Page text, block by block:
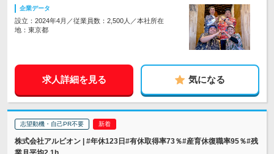
企業データ
設立：2024年4月／従業員数：2,500人／本社所在
地：東京都
求人詳細を見る 気になる
志望動機・自己PR不要
株式会社アルビオン | #年休123日#有休取得率73％#産育休復職率95％#残